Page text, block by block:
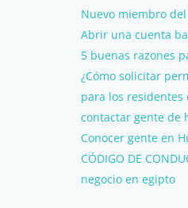
Nuevo miembro
Abrir una cuenta
5 buenas razones
¿Cómo solicitar
para los residentes
contactar gente de
Conocer gente en
CÓDIGO DE
negocio en egipto